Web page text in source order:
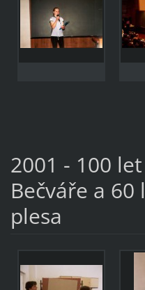
2001 - 100
Bečváře a
plesa